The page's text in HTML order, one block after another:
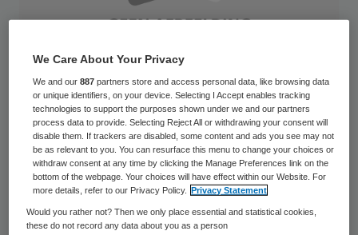
Werkgevers en werknemers in de
ziekenhuiszorg kunnen het voorlopig niet
eens worden over een nieuwe cao. Na
vijftien uur overleg tijdens de negende cao-
ronde op 15 oktober hebben de werkgevers
We Care About Your Privacy
We and our887 partners store and access personal data, like browsing data
or unique identifiers, on your device. Selecting I Accept enables tracking
technologies to support the purposes shown under we and our partners
process data to provide. Selecting Reject All or withdrawing your consent will
disable them. If trackers are disabled, some content and ads you see may not
be as relevant to you. You can resurface this menu to change your choices or
withdraw consent at any time by clicking the Manage Preferences link on the
bottom of the webpage. Your choices will have effect within our Website. For
more details, refer to our Privacy Policy.
Privacy Statement
Would you rather not? Then we only place essential and statistical cookies,
these do not record any data about you as a person